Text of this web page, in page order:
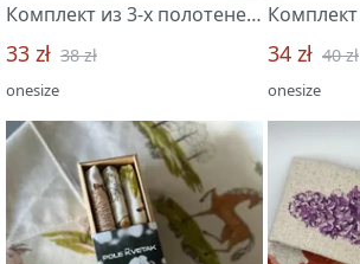
Комплект из 3-х полотенец 46*60 "Ласточки-касатки-3"
33 zł 38 zł
onesize
34 zł 40 zł
onesize